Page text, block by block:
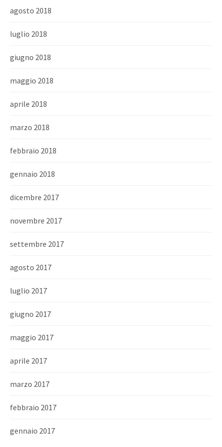
agosto 2018
luglio 2018
giugno 2018
maggio 2018
aprile 2018
marzo 2018
febbraio 2018
gennaio 2018
dicembre 2017
novembre 2017
settembre 2017
agosto 2017
luglio 2017
giugno 2017
maggio 2017
aprile 2017
marzo 2017
febbraio 2017
gennaio 2017